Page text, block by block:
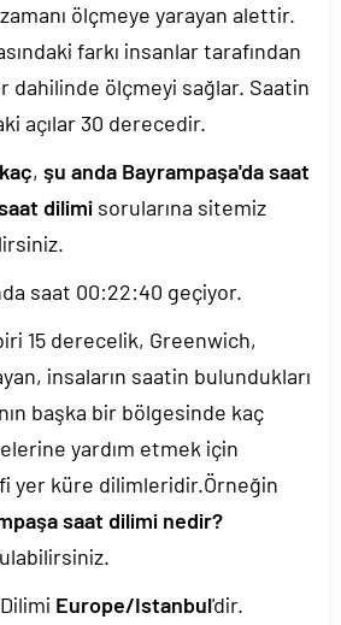
ölçmeye yarayan alettir.
farkı insanlar tarafından
dahilinde ölçmeyi sağlar. Saatin
açılar 30 derecedir.
, şu anda Bayrampaşa'da saat
dilimi sorularına sitemiz
saat 00:22:40 geçiyor.
15 derecelik, Greenwich,
insaların saatin bulundukları
başka bir bölgesinde kaç
yardım etmek için
yer küre dilimleridir.Örneğin
saat dilimi nedir?
Europe/Istanbul'dir.